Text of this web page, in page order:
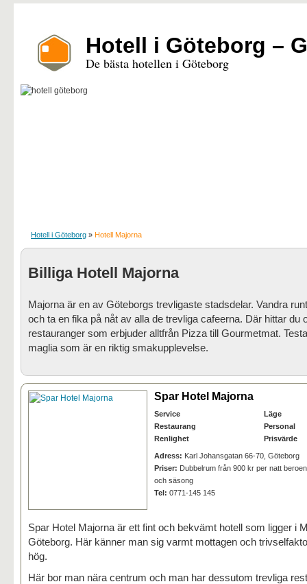
Hotell i Göteborg –
De bästa hotellen i Göteborg
Hotell i Göteborg » Hotell Majorna
Billiga Hotell Majorna
Majorna är en av Göteborgs trevligaste stadsdelar. Vandra
och ta en fika på nåt av alla de trevliga cafeerna. Där hittar du
restauranger som erbjuder alltfrån Pizza till Gourmetmat.
maglia som är en riktig smakupplevelse.
Spar Hotel Majorna
Service
Läge
Restaurang
Personal
Renlighet
Prisvärde
Adress: Karl Johansgatan 66-70, Göteborg
Priser: Dubbelrum från 900 kr per natt
och säsong
Tel: 0771-145 145
Spar Hotel Majorna är ett fint och bekvämt hotell som ligger i
Göteborg. Här känner man sig varmt mottagen och
hög.
Här bor man nära centrum och man har dessutom trevliga